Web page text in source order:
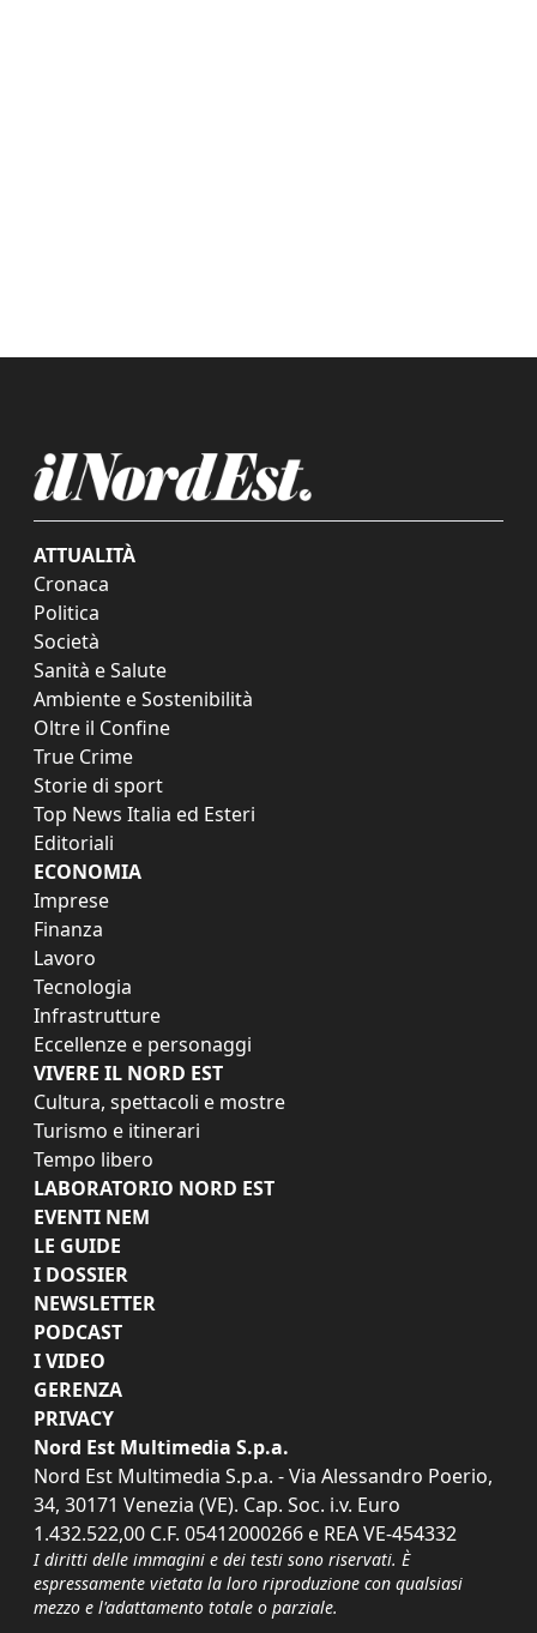
ATTUALITÀ
Cronaca
Politica
Società
Sanità e Salute
Ambiente e Sostenibilità
Oltre il Confine
True Crime
Storie di sport
Top News Italia ed Esteri
Editoriali
ECONOMIA
Imprese
Finanza
Lavoro
Tecnologia
Infrastrutture
Eccellenze e personaggi
VIVERE IL NORD EST
Cultura, spettacoli e mostre
Turismo e itinerari
Tempo libero
LABORATORIO NORD EST
EVENTI NEM
LE GUIDE
I DOSSIER
NEWSLETTER
PODCAST
I VIDEO
GERENZA
PRIVACY
Nord Est Multimedia S.p.a.
Nord Est Multimedia S.p.a. - Via Alessandro Poerio,
34, 30171 Venezia (VE). Cap. Soc. i.v. Euro
1.432.522,00 C.F. 05412000266 e REA VE-454332
I diritti delle immagini e dei testi sono riservati. È
espressamente vietata la loro riproduzione con qualsiasi
mezzo e l'adattamento totale o parziale.